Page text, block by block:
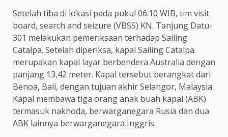
Setelah tiba di lokasi pada pukul 06.10 WIB, tim visit
board, search and seizure (VBSS) KN. Tanjung Datu-
301 melakukan pemeriksaan terhadap Sailing
Catalpa. Setelah diperiksa, kapal Sailing Catalpa
merupakan kapal layar berbendera Australia dengan
panjang 13,42 meter. Kapal tersebut berangkat dari
Benoa, Bali, dengan tujuan akhir Selangor, Malaysia.
Kapal membawa tiga orang anak buah kapal (ABK)
termasuk nakhoda, berwarganegara Rusia dan dua
ABK lainnya berwarganegara Inggris.